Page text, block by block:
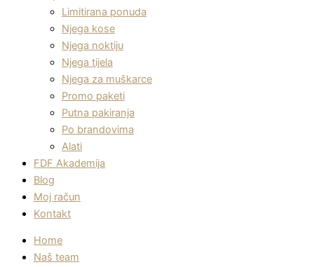
Limitirana ponuda
Njega kose
Njega noktiju
Njega tijela
Njega za muškarce
Promo paketi
Putna pakiranja
Po brandovima
Alati
FDF Akademija
Blog
Moj račun
Kontakt
Home
Naš team